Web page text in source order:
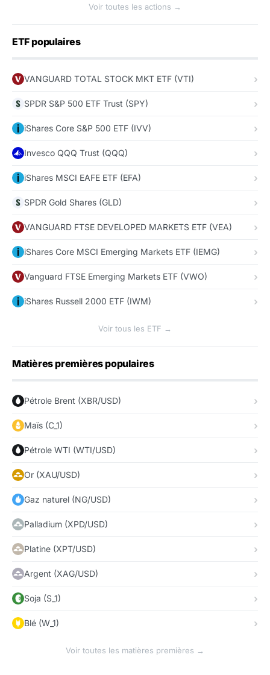
Voir toutes les actions →
ETF populaires
VANGUARD TOTAL STOCK MKT ETF (VTI)
SPDR S&P 500 ETF Trust (SPY)
iShares Core S&P 500 ETF (IVV)
Invesco QQQ Trust (QQQ)
iShares MSCI EAFE ETF (EFA)
SPDR Gold Shares (GLD)
VANGUARD FTSE DEVELOPED MARKETS ETF (VEA)
iShares Core MSCI Emerging Markets ETF (IEMG)
Vanguard FTSE Emerging Markets ETF (VWO)
iShares Russell 2000 ETF (IWM)
Voir tous les ETF →
Matières premières populaires
Pétrole Brent (XBR/USD)
Maïs (C_1)
Pétrole WTI (WTI/USD)
Or (XAU/USD)
Gaz naturel (NG/USD)
Palladium (XPD/USD)
Platine (XPT/USD)
Argent (XAG/USD)
Soja (S_1)
Blé (W_1)
Voir toutes les matières premières →